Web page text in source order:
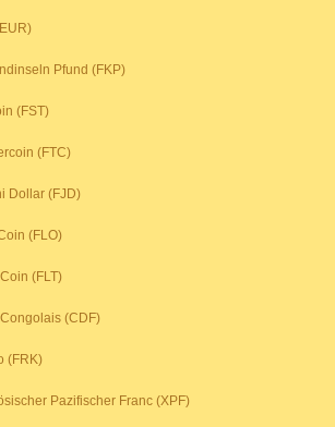
Pfund (FKP)
(FST)
(FTC)
Dollar (FJD)
(FLO)
(FLT)
(CDF)
(FRK)
Pazifischer Franc (XPF)